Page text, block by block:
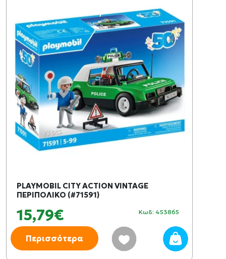
PLAYMOBIL CITY ACTION VINTAGE
ΠΕΡΙΠΟΛΙΚΟ (#71591)
15,79€ Κωδ: 453865
Περισσότερα